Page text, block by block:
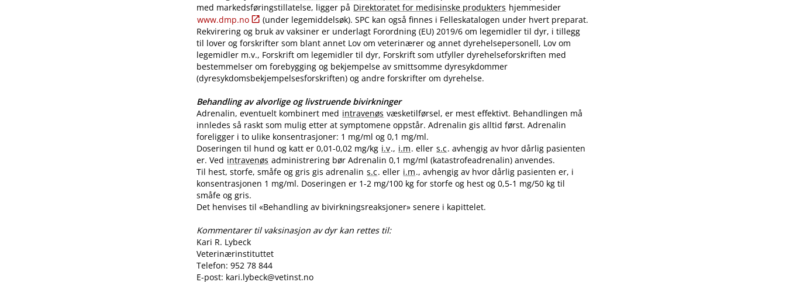
med markedsføringstillatelse, ligger på Direktoratet for medisinske produkters hjemmesider
www.dmp.no
(under legemiddelsøk). SPC kan også finnes i Felleskatalogen under hvert preparat.
Rekvirering og bruk av vaksiner er underlagt Forordning (EU) 2019/6 om legemidler til dyr, i tillegg
til lover og forskrifter som blant annet Lov om veterinærer og annet dyrehelsepersonell, Lov om
legemidler m.v., Forskrift om legemidler til dyr, Forskrift som utfyller dyrehelseforskriften med
bestemmelser om forebygging og bekjempelse av smittsomme dyresykdommer
(dyresykdomsbekjempelsesforskriften) og andre forskrifter om dyrehelse.
Behandling av alvorlige og livstruende bivirkninger
Adrenalin, eventuelt kombinert med intravenøs væsketilførsel, er mest effektivt. Behandlingen må
innledes så raskt som mulig etter at symptomene oppstår. Adrenalin gis alltid først. Adrenalin
foreligger i to ulike konsentrasjoner: 1 mg/ml og 0,1 mg​/​ml.
Doseringen til hund og katt er 0,01-0,02 mg/kg i.v., i.m. eller s.c. avhengig av hvor dårlig pasienten
er. Ved intravenøs administrering bør Adrenalin 0,1 mg/ml (katastrofeadrenalin) anvendes.
Til hest, storfe, småfe og gris gis adrenalin s.c. eller i.m., avhengig av hvor dårlig pasienten er, i
konsentrasjonen 1 mg​/​ml. Doseringen er 1-2 mg/100 kg for storfe og hest og 0,5-1 mg/50 kg til
småfe og gris.
Det henvises til «Behandling av bivirkningsreaksjoner» senere i kapittelet.
Kommentarer til vaksinasjon av dyr kan rettes til:
Kari R. Lybeck
Veterinærinstituttet
Telefon: 952 78 844
E-post: kari.lybeck@vetinst.no